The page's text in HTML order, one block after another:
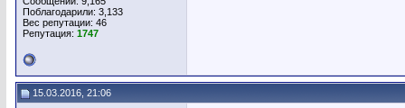
Поблагодарили: 3,133
Вес репутации: 46
Репутация: 1747
15.03.2016, 21:06